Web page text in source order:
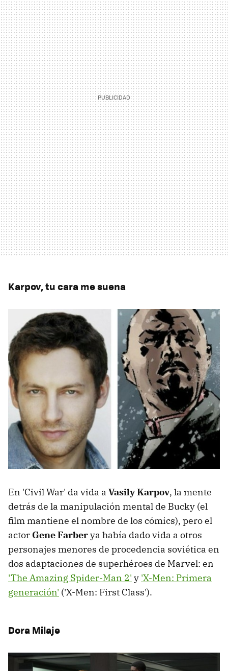
Karpov, tu cara me suena
En 'Civil War' da vida a Vasily Karpov, la mente
detrás de la manipulación mental de Bucky (el
film mantiene el nombre de los cómics), pero el
actor Gene Farberya había dado vida a otros
personajes menores de procedencia soviética en
dos adaptaciones de superhéroes de Marvel: en
'The Amazing Spider-Man 2' y 'X-Men: Primera
generación' ('X-Men: First Class').
Dora Milaje